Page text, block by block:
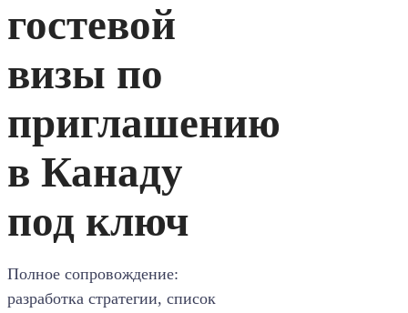
гостевой
визы по
приглашению
в Канаду
под ключ
Полное сопровождение:
разработка стратегии, список